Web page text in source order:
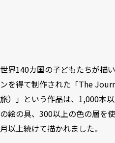
世界140カ国の子どもたちが描
ンを得て制作された「The
旅）」という作品は、1,000本
の絵の具、300以上の色の層を
月以上続けて描かれました。